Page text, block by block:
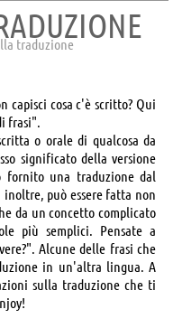
traduzione
cosa c'è scritto? Qui
frasi".
o orale di qualcosa da
significato della versione
fornito una traduzione dal
può essere fatta non
da un concetto complicato
più semplici. Pensate a
Alcune delle frasi che
in un'altra lingua. A
sulla traduzione che ti